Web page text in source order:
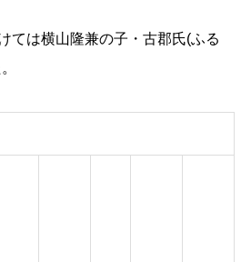
ては横山隆兼の子・古郡氏(ふる